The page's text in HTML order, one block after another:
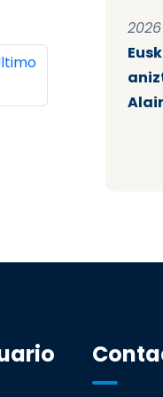
página